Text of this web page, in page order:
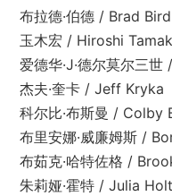
·伯德 / Brad Bird
/ Hiroshi
德尔莫尔三世 /
卡 / Jeff Kryka
布斯曼 / Colby
·威廉姆斯 /
哈特佐格 /
霍特 / Julia Holt |